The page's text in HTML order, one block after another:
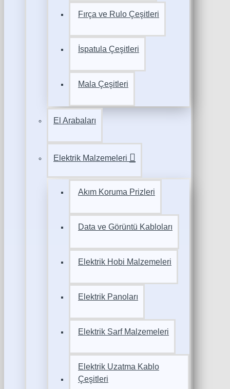
Fırça ve Rulo Çeşitleri
İspatula Çeşitleri
Mala Çeşitleri
El Arabaları
Elektrik Malzemeleri
Akım Koruma Prizleri
Data ve Görüntü Kabloları
Elektrik Hobi Malzemeleri
Elektrik Panoları
Elektrik Sarf Malzemeleri
Elektrik Uzatma Kablo
Çeşitleri